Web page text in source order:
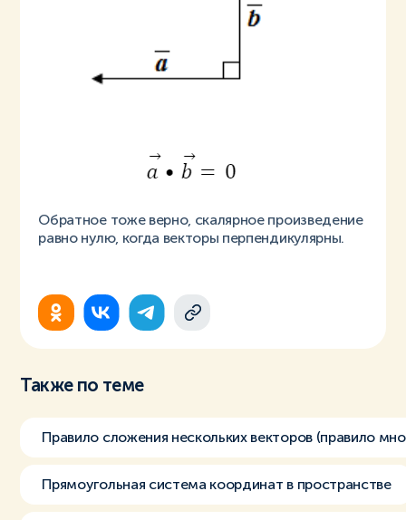
Обратное тоже верно, скалярное произведение
равно нулю, когда векторы перпендикулярны.
Также по теме
Правило сложения нескольких векторов (правило
Прямоугольная система координат в пространстве